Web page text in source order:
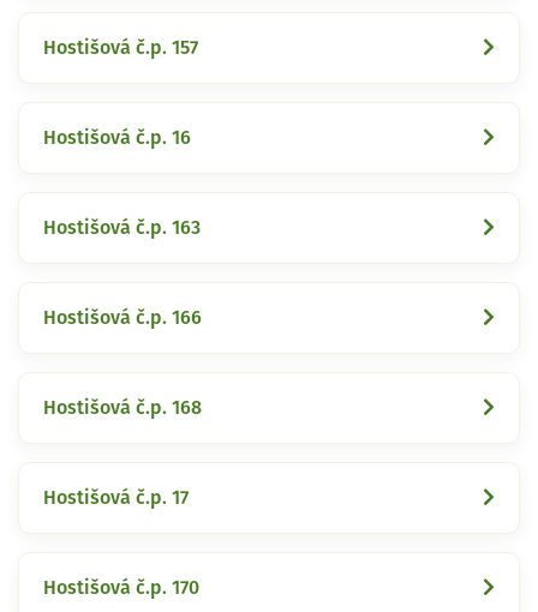
Hostišová č.p. 157
Hostišová č.p. 16
Hostišová č.p. 163
Hostišová č.p. 166
Hostišová č.p. 168
Hostišová č.p. 17
Hostišová č.p. 170